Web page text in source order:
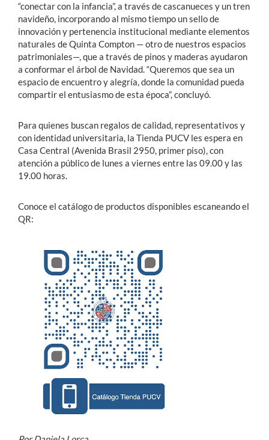
“conectar con la infancia”, a través de cascanueces y un tren
navideño, incorporando al mismo tiempo un sello de
innovación y pertenencia institucional mediante elementos
naturales de Quinta Compton — otro de nuestros espacios
patrimoniales—, que a través de pinos y maderas ayudaron
a conformar el árbol de Navidad. “Queremos que sea un
espacio de encuentro y alegría, donde la comunidad pueda
compartir el entusiasmo de esta época”, concluyó.
Para quienes buscan regalos de calidad, representativos y
con identidad universitaria, la Tienda PUCV les espera en
Casa Central (Avenida Brasil 2950, primer piso), con
atención a público de lunes a viernes entre las 09.00 y las
19.00 horas.
Conoce el catálogo de productos disponibles escaneando el
QR: